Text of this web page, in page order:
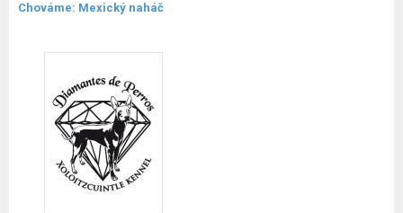
Chováme: Mexický naháč